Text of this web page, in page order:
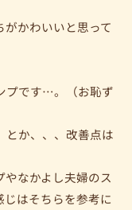
かわいいと思って
プです…。（お恥ず
とか、、、改善点は
なかよし夫婦のス
はそちらを参考に